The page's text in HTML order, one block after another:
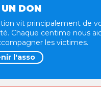
DON
vit principalement de
Chaque centime nous
les victimes.
l'asso